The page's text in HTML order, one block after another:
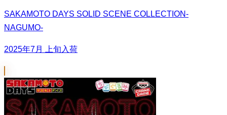
SAKAMOTO DAYS SOLID SCENE COLLECTION-
NAGUMO-
2025年7月 上旬入荷